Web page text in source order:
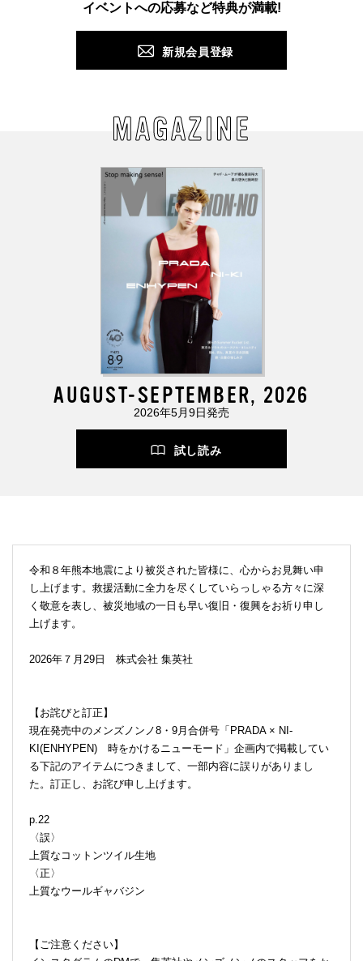
イベントへの応募など特典が満載!
新規会員登録
MAGAZINE
AUGUST-SEPTEMBER, 2026
2026年5月9日発売
試し読み
令和８年熊本地震により被災された皆様に、心からお見舞い申
し上げます。救援活動に全力を尽くしていらっしゃる方々に深
く敬意を表し、被災地域の一日も早い復旧・復興をお祈り申し
上げます。
2026年７月29日 株式会社 集英社
【お詫びと訂正】
現在発売中のメンズノンノ8・9月合併号「PRADA × NI-
KI(ENHYPEN) 時をかけるニューモード」企画内で掲載してい
る下記のアイテムにつきまして、一部内容に誤りがありまし
た。訂正し、お詫び申し上げます。
p.22
〈誤〉
上質なコットンツイル生地
〈正〉
上質なウールギャバジン
【ご注意ください】